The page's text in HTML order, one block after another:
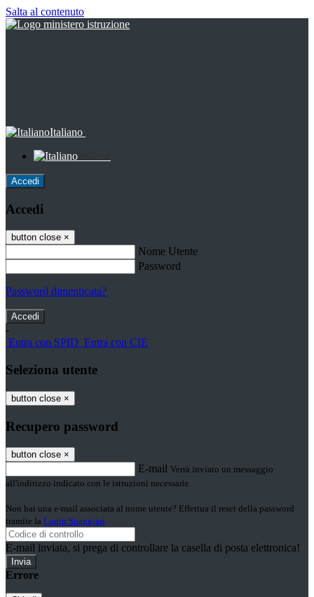
Salta al contenuto
Italiano
Accedi
Accedi
button close ×
Nome Utente
Password
Password dimenticata?
-
Entra con SPID Entra con CIE
Seleziona utente
button close ×
Recupero password
button close ×
E-mail Verrà inviato un messaggio
all'indirizzo indicato con le istruzioni necessarie.
Non hai una e-mail associata al nome utente? Effettua il reset della password
tramite la Login Spaggiari
E-mail inviata, si prega di controllare la casella di posta elettronica!
Errore